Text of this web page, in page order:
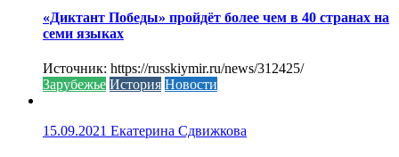
«Диктант Победы» пройдёт более чем в 40 странах на
семи языках
Источник: https://russkiymir.ru/news/312425/
Зарубежье История Новости
15.09.2021 Екатерина Сдвижкова